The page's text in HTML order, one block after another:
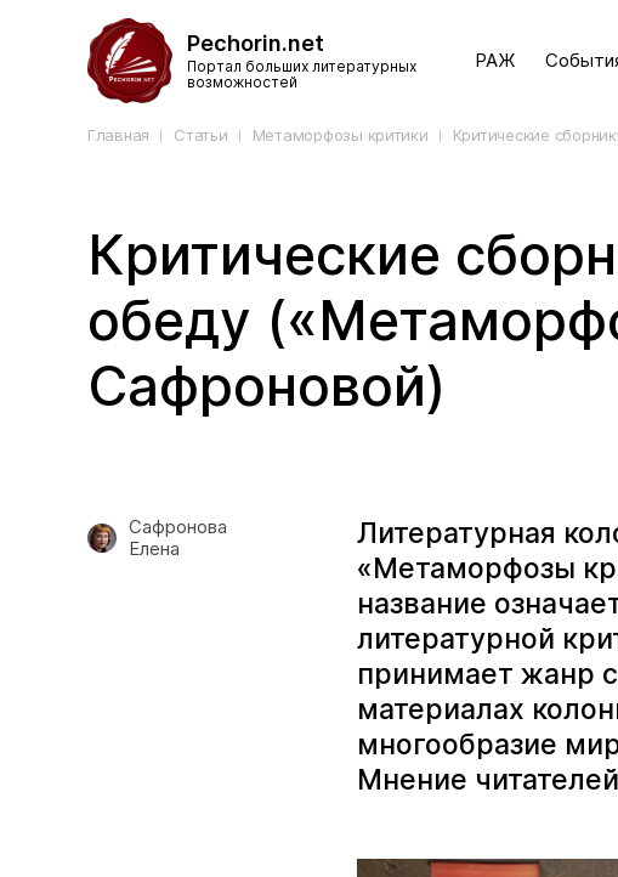
Pechorin.net
Портал больших литературных
возможностей
РАЖ
Главная Статьи Метаморфозы критики Критические
Критические
обеду
Сафроновой)
Сафронова
Елена
Литературная
«Метаморфозы
название
литературной
принимает жанр
материалах
многообразие
Мнение